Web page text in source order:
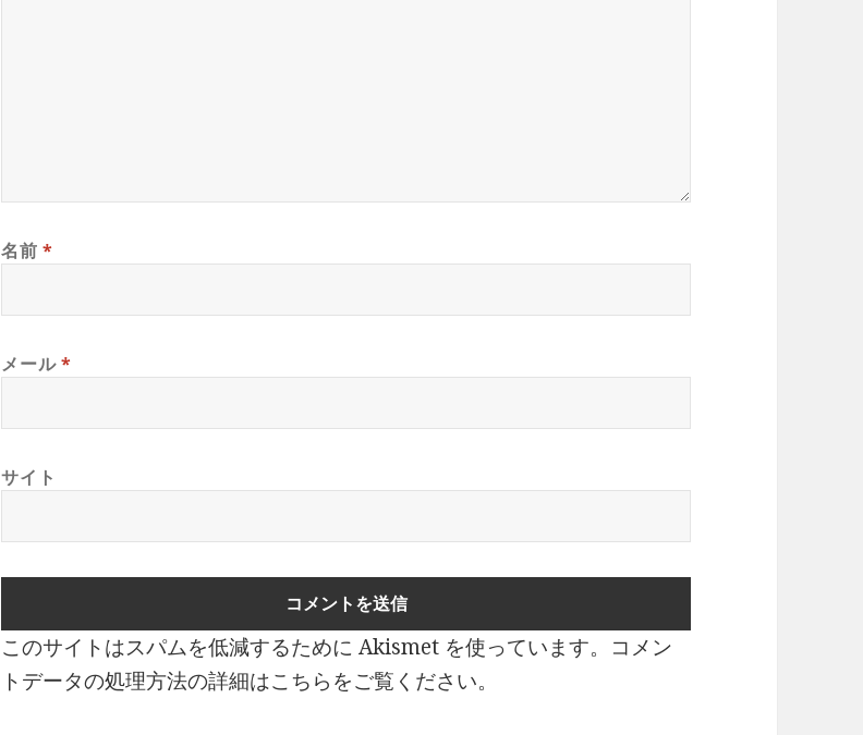
名前*
メール*
サイト
このサイトはスパムを低減するために Akismet を使っています。
コメン
トデータの処理方法の詳細はこちらをご覧ください。